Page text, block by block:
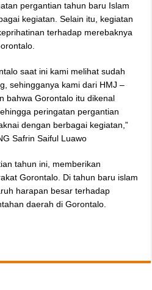
pergantian tahun baru Islam
kegiatan. Selain itu, kegiatan
terhadap merebaknya
saat ini kami melihat sudah
sehingganya kami dari HMJ –
bahwa Gorontalo itu dikenal
peringatan pergantian
dengan berbagai kegiatan,”
Safrin Saiful Luawo
tahun ini, memberikan
Gorontalo. Di tahun baru islam
harapan besar terhadap
daerah di Gorontalo.